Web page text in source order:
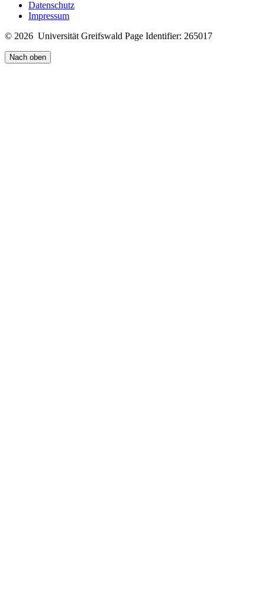
Datenschutz
Impressum
© 2026 Universität Greifswald Page Identifier: 265017
Nach oben